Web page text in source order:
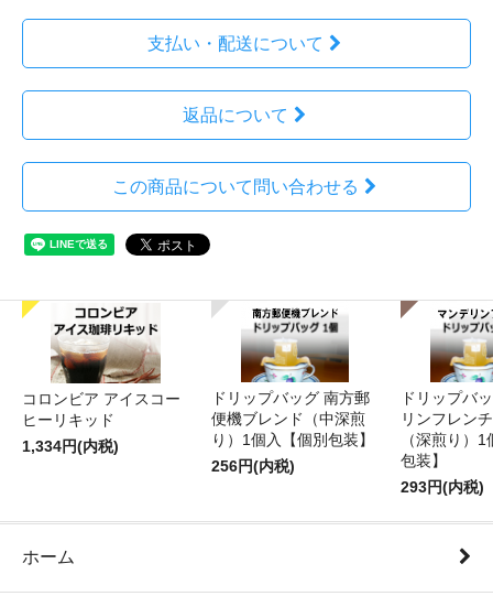
支払い・配送について
返品について
この商品について問い合わせる
コロンビア アイスコー
ヒーリキッド
1,334円(内税)
ドリップバッグ 南方郵
便機ブレンド（中深煎
り）1個入【個別包装】
256円(内税)
ドリップバ
リンフレン
（深煎り）
包装】
293円(内税)
ホーム